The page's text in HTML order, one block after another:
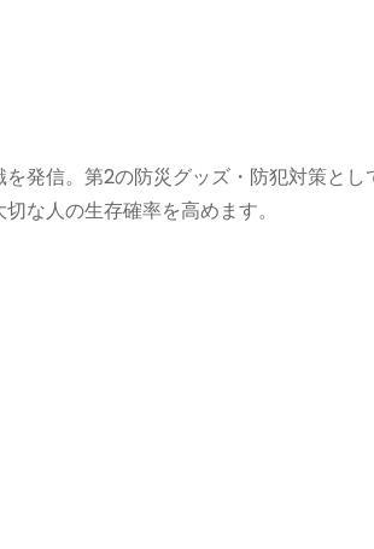
発信。第2の防災グッズ・防犯対策と
な人の生存確率を高めます。